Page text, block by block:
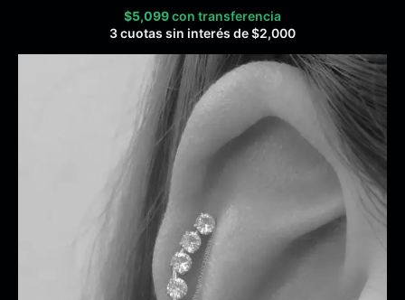
$5,099con transferencia
3 cuotas sin interés de$2,000